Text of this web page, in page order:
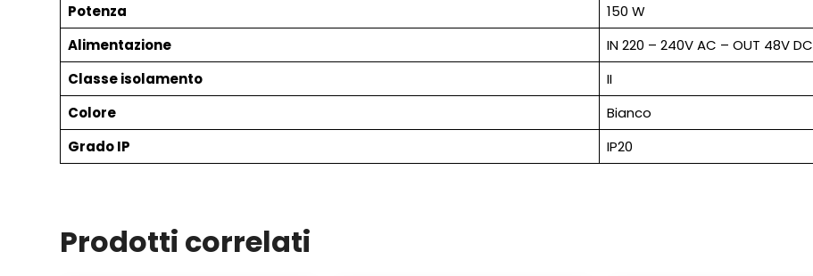
Potenza
150 W
Alimentazione
IN 220 – 240V AC – OUT 48V DC
Classe isolamento
II
Colore
Bianco
Grado IP
IP20
Prodotti correlati